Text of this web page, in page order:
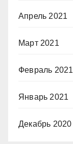
Апрель 2021
Март 2021
Февраль 2021
Январь 2021
Декабрь 2020